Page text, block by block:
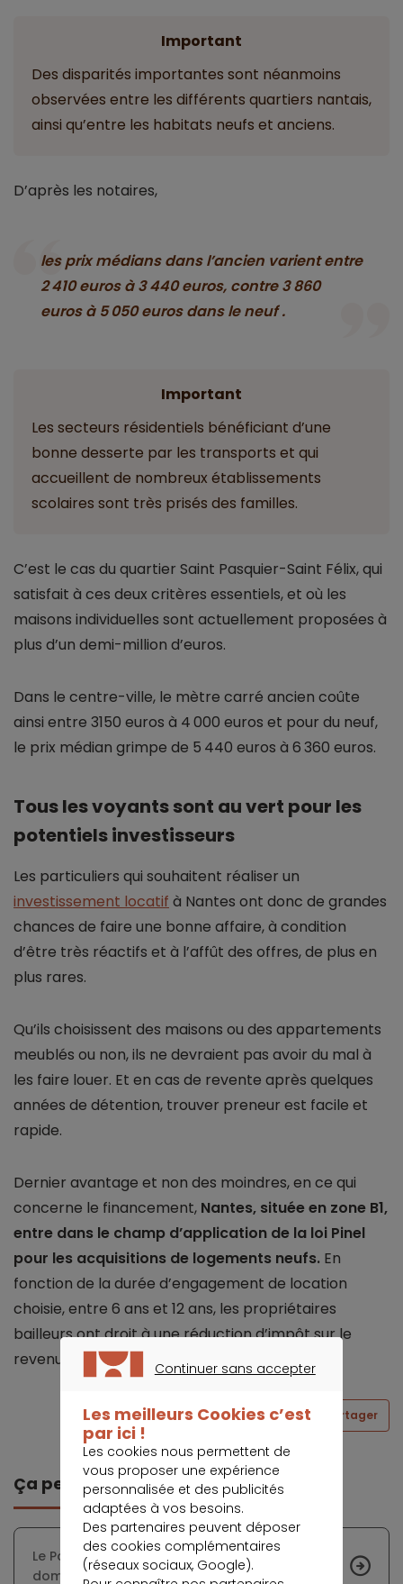
Important
Des disparités importantes sont néanmoins
observées entre les différents quartiers nantais,
ainsi qu’entre les habitats neufs et anciens.
D’après les notaires,
les prix médians dans l’ancien varient entre
2 410 euros à 3 440 euros, contre 3 860
euros à 5 050 euros dans le neuf .
Important
Les secteurs résidentiels bénéficiant d’une
bonne desserte par les transports et qui
accueillent de nombreux établissements
scolaires sont très prisés des familles.
C’est le cas du quartier Saint Pasquier-Saint Félix, qui
satisfait à ces deux critères essentiels, et où les
maisons individuelles sont actuellement proposées à
plus d’un demi-million d’euros.
Dans le centre-ville, le mètre carré ancien coûte
ainsi entre 3150 euros à 4 000 euros et pour du neuf,
le prix médian grimpe de 5 440 euros à 6 360 euros.
Tous les voyants sont au vert pour les
potentiels investisseurs
Les particuliers qui souhaitent réaliser un
investissement locatif à Nantes ont donc de grandes
chances de faire une bonne affaire, à condition
d’être très réactifs et à l’affût des offres, de plus en
plus rares.
Qu’ils choisissent des maisons ou des appartements
meublés ou non, ils ne devraient pas avoir du mal à
les faire louer. Et en cas de revente après quelques
années de détention, trouver preneur est facile et
rapide.
Dernier avantage et non des moindres, en ce qui
concerne le financement, Nantes, située en zone B1,
entre dans le champ d’application de la loi Pinel
pour les acquisitions de logements neufs. En
fonction de la durée d’engagement de location
choisie, entre 6 ans et 12 ans, les propriétaires
bailleurs ont droit à une réduction d’impôt sur le
revenu allant de 12 % à 21 %.
Partager
Ça peut vous intéresser
Le Parlement supprime l’obligation de
domiciliation de revenus pour les emprunteurs
Continuer sans accepter
Les meilleurs Cookies c’est
par ici !
Les cookies nous permettent de
vous proposer une expérience
personnalisée et des publicités
adaptées à vos besoins.
Des partenaires peuvent déposer
des cookies complémentaires
(réseaux sociaux, Google).